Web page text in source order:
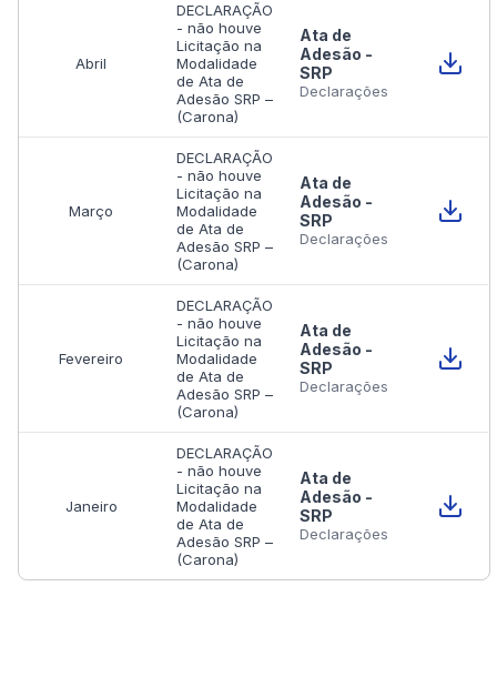
Abril
DECLARAÇÃO
- não houve
Licitação na
Modalidade
de Ata de
Adesão SRP –
(Carona)
Ata de
Adesão -
SRP
Declarações
Março
DECLARAÇÃO
- não houve
Licitação na
Modalidade
de Ata de
Adesão SRP –
(Carona)
Ata de
Adesão -
SRP
Declarações
Fevereiro
DECLARAÇÃO
- não houve
Licitação na
Modalidade
de Ata de
Adesão SRP –
(Carona)
Ata de
Adesão -
SRP
Declarações
Janeiro
DECLARAÇÃO
- não houve
Licitação na
Modalidade
de Ata de
Adesão SRP –
(Carona)
Ata de
Adesão -
SRP
Declarações